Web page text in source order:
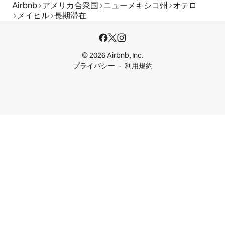
Airbnb アメリカ合衆国 ニューメキシコ州
オテロ
メイヒル 長期滞在
© 2026 Airbnb, Inc.
プライバシー
利用規約